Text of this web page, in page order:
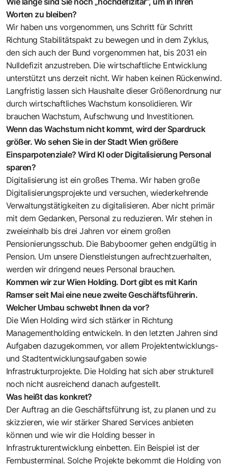
Worten zu bleiben?
Wir haben uns vorgenommen, uns Schritt für Schritt
Richtung Stabilitätspakt zu bewegen und in dem Zyklus,
den sich auch der Bund vorgenommen hat, bis 2031 ein
Nulldefizit anzustreben. Die wirtschaftliche Entwicklung
unterstützt uns derzeit nicht. Wir haben keinen Rückenwind.
Langfristig lassen sich Haushalte dieser Größenordnung nur
durch wirtschaftliches Wachstum konsolidieren. Wir
brauchen Wachstum, Aufschwung und Investitionen.
Wenn das Wachstum nicht kommt, wird der Spardruck
größer. Wo sehen Sie in der Stadt Wien größere
Einsparpotenziale? Wird KI oder Digitalisierung Personal
sparen?
Digitalisierung ist ein großes Thema. Wir haben große
Digitalisierungsprojekte und versuchen, wiederkehrende
Verwaltungstätigkeiten zu digitalisieren. Aber nicht primär
mit dem Gedanken, Personal zu reduzieren. Wir stehen in
zweieinhalb bis drei Jahren vor einem großen
Pensionierungsschub. Die Babyboomer gehen endgültig in
Pension. Um unsere Dienstleistungen aufrechtzuerhalten,
werden wir dringend neues Personal brauchen.
Kommen wir zur Wien Holding. Dort gibt es mit Karin
Ramser seit Mai eine neue zweite Geschäftsführerin.
Welcher Umbau schwebt Ihnen da vor?
Die Wien Holding wird sich stärker in Richtung
Managementholding entwickeln. In den letzten Jahren sind
Aufgaben dazugekommen, vor allem Projektentwicklungs-
und Stadtentwicklungsaufgaben sowie
Infrastrukturprojekte. Die Holding hat sich aber strukturell
noch nicht ausreichend danach aufgestellt.
Was heißt das konkret?
Der Auftrag an die Geschäftsführung ist, zu planen und zu
skizzieren, wie wir stärker Shared Services anbieten
können und wie wir die Holding besser in
Infrastrukturentwicklung einbetten. Ein Beispiel ist der
Fernbusterminal. Solche Projekte bekommt die Holding von